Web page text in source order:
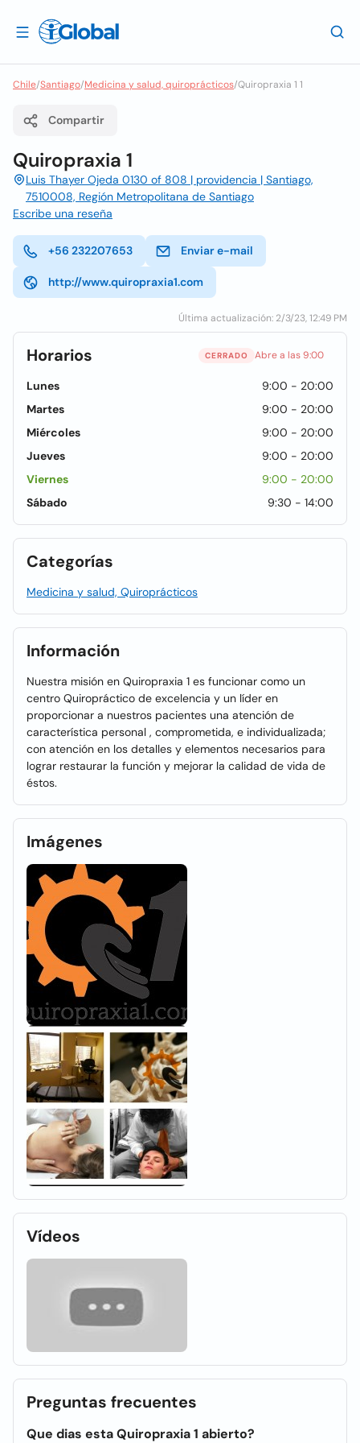
Chile/Santiago/Medicina y salud, quiroprácticos/Quiropraxia 1 1
Compartir
Quiropraxia 1
Luis Thayer Ojeda 0130 of 808 | providencia | Santiago,
7510008, Región Metropolitana de Santiago
Escribe una reseña
+56 232207653 Enviar e-mail
http://www.quiropraxia1.com
Última actualización: 2/3/23, 12:49 PM
Horarios CERRADO Abre a las 9:00
Lunes
9:00 - 20:00
Martes
9:00 - 20:00
Miércoles
9:00 - 20:00
Jueves
9:00 - 20:00
Viernes
9:00 - 20:00
Sábado
9:30 - 14:00
Categorías
Medicina y salud, Quiroprácticos
Información
Nuestra misión en Quiropraxia 1 es funcionar como un
centro Quiropráctico de excelencia y un líder en
proporcionar a nuestros pacientes una atención de
característica personal , comprometida, e individualizada;
con atención en los detalles y elementos necesarios para
lograr restaurar la función y mejorar la calidad de vida de
éstos.
Imágenes
Vídeos
Preguntas frecuentes
Que dias esta Quiropraxia 1 abierto?